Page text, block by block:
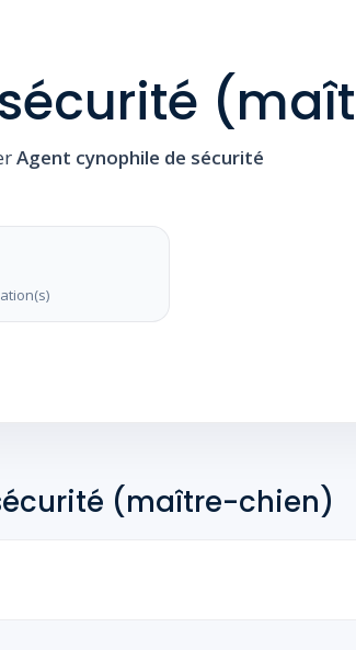
Agent cynophile de sécurité
(maître-chien)